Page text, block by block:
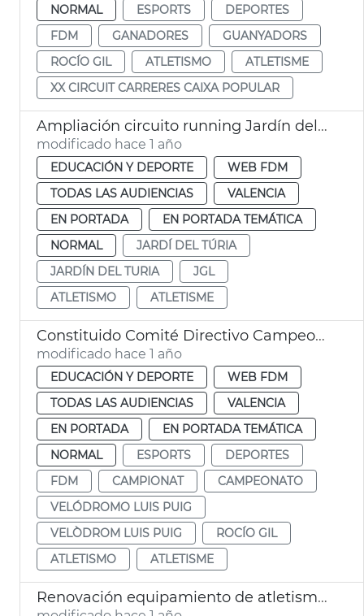
NORMAL
ESPORTS
DEPORTES
FDM
GANADORES
GUANYADORS
ROCÍO GIL
ATLETISMO
ATLETISME
XX CIRCUIT CARRERES CAIXA POPULAR
Ampliación circuito running Jardín del Turia València JGL
modificado hace 1 año
EDUCACIÓN Y DEPORTE
WEB FDM
TODAS LAS AUDIENCIAS
VALENCIA
EN PORTADA
EN PORTADA TEMÁTICA
NORMAL
JARDÍ DEL TÚRIA
JARDÍN DEL TURIA
JGL
ATLETISMO
ATLETISME
Constituido Comité Directivo Campeonato Europa Atletismo 2027
modificado hace 1 año
EDUCACIÓN Y DEPORTE
WEB FDM
TODAS LAS AUDIENCIAS
VALENCIA
EN PORTADA
EN PORTADA TEMÁTICA
NORMAL
ESPORTS
DEPORTES
FDM
CAMPIONAT
CAMPEONATO
VELÓDROMO LUIS PUIG
VELÒDROM LUIS PUIG
ROCÍO GIL
ATLETISMO
ATLETISME
Renovación equipamiento de atletismo Palau Velòdrom Luis Puig